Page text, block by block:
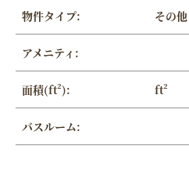
物件タイプ: その他
アメニティ:
面積(ft²): ft²
バスルーム: